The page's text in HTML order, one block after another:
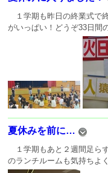
１学期も昨日の終業式で
がいっぱい！どうぞ33日
夏休みを前に…
１学期もあと２週間足ら
のランチルームも気持ち